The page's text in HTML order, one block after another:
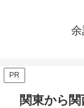
PR
関東から